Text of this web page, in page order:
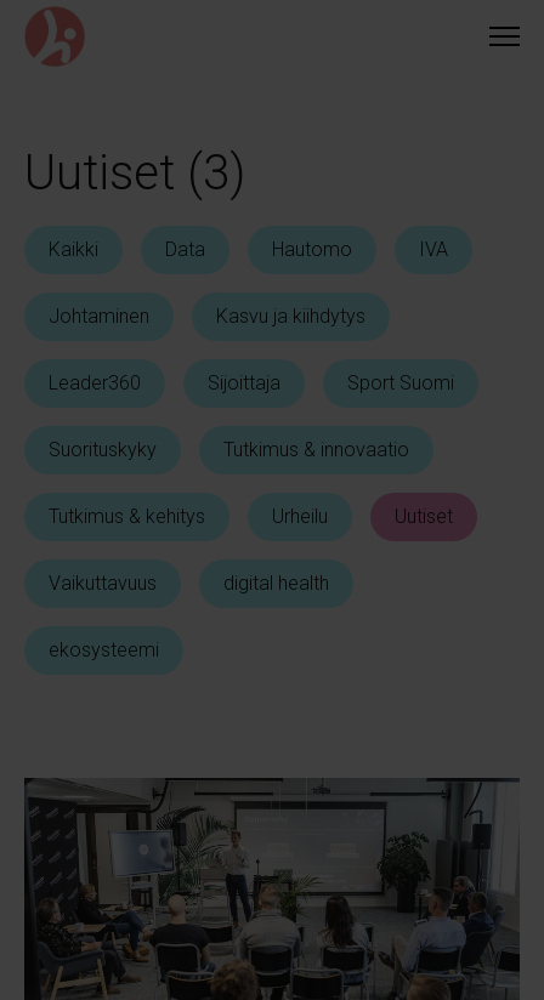
Siirry
suoraan
sisältöön
Uutiset (3)
Kaikki Data Hautomo IVA
Johtaminen Kasvu ja kiihdytys
Leader360 Sijoittaja Sport Suomi
Suorituskyky Tutkimus & innovaatio
Tutkimus & kehitys Urheilu Uutiset
Vaikuttavuus digital health
ekosysteemi